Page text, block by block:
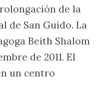
de la
de San Guido. La
Beith Shalom
de 2011. El
un centro